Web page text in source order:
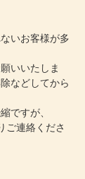
いお客様が多
いいたしま
などしてから
ですが、
ご連絡くださ